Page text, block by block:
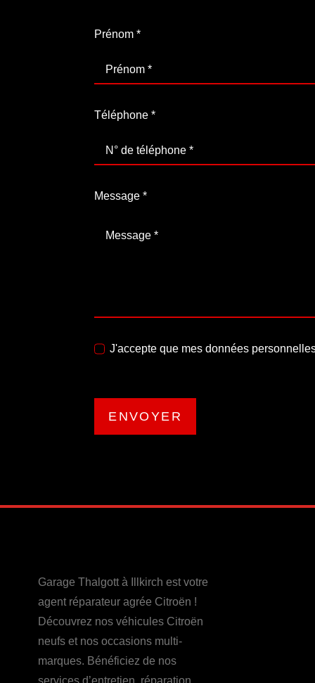
Prénom*
Téléphone*
Message*
J'accepte que mes données
ENVOYER
Garage Thalgott à Illkirch est votre
agent réparateur agrée Citroën !
Découvrez nos véhicules Citroën
neufs et nos occasions multi-
marques. Bénéficiez de nos